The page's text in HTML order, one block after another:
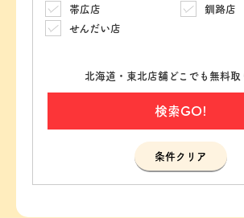
帯広店
釧路店
せんだい店
北海道・東北店舗どこでも無料
検索GO!
条件クリア